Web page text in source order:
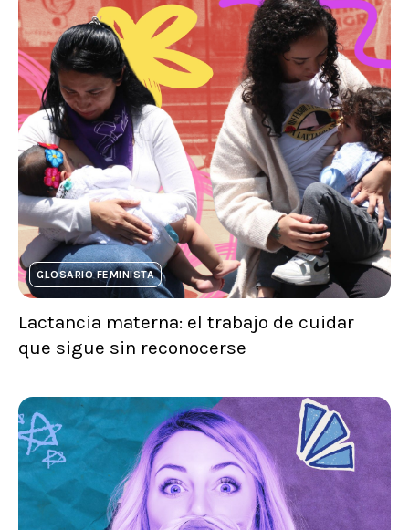
GLOSARIO FEMINISTA
Lactancia materna: el trabajo de cuidar
que sigue sin reconocerse